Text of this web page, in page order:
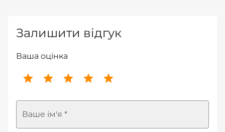
Залишити відгук
Ваша оцінка
Ваше ім'я *